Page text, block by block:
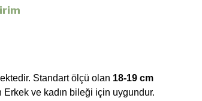
Standart ölçü olan 18-19 cm
ve kadın bileği için uygundur.